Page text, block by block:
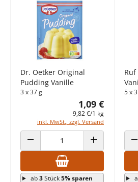
Dr. Oetker Original
Pudding Vanille
3 x 37 g
1,09 €
9,82 €/1 kg
inkl. MwSt., zzgl. Versand
ANZAHL VERRINGERN ANZAHL
ab3Stück5% sparen
5 x